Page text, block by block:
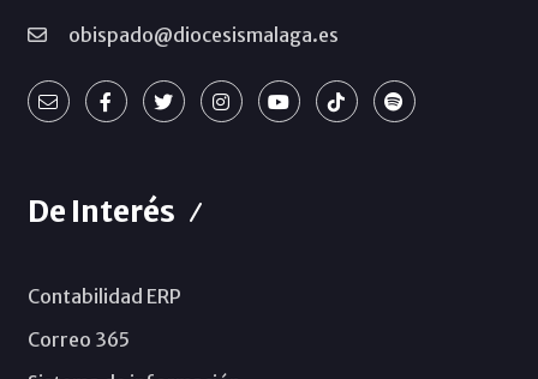
obispado@diocesismalaga.es
De Interés
Contabilidad ERP
Correo 365